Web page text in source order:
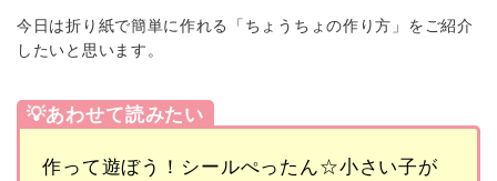
今日は折り紙で簡単に作れる「ちょうちょの作り方」をご紹介
したいと思います。
💡あわせて読みたい
作って遊ぼう！シールぺったん☆小さい子が